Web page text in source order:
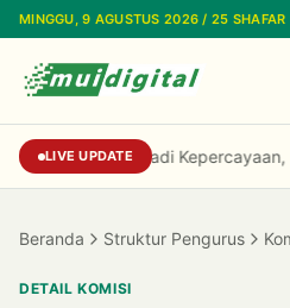
Lewati ke konten utama
MINGGU, 9 AGUSTUS 2026 / 25 SHAFAR
LIVE UPDATE Dari Reputasi
Beranda Struktur Pengurus
DETAIL KOMISI